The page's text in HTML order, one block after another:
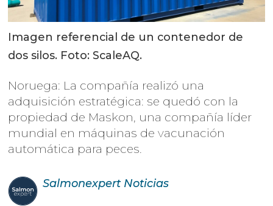
Imagen referencial de un contenedor de
dos silos. Foto: ScaleAQ.
Noruega: La compañía realizó una
adquisición estratégica: se quedó con la
propiedad de Maskon, una compañía líder
mundial en máquinas de vacunación
automática para peces.
Salmonexpert Noticias